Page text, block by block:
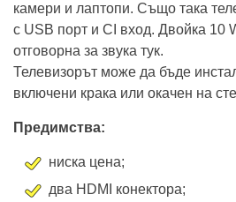
за свързване на приемници,
камери и лаптопи. Също така
с USB порт и CI вход. Двойка 10
отговорна за звука тук.
Телевизорът може да бъде
ниска цена;